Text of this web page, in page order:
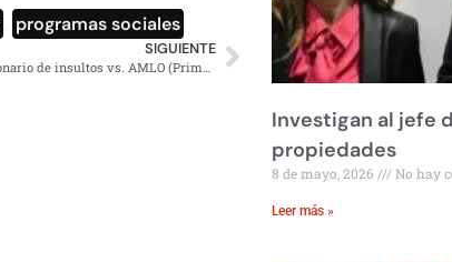
programas sociales
SIGUIENTE
Investigan al jefe
propiedades
8 de mayo, 2026 No hay
Leer más »